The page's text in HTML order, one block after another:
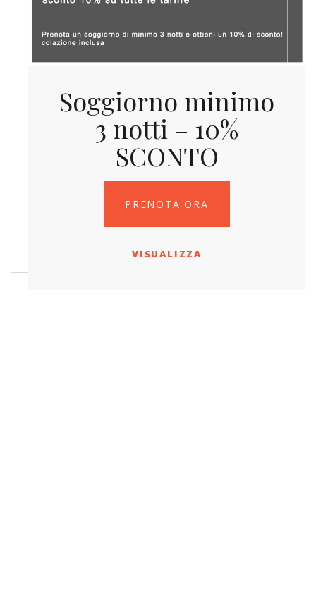
Soggiorno minimo
3 notti – 10%
SCONTO
PRENOTA ORA
VISUALIZZA